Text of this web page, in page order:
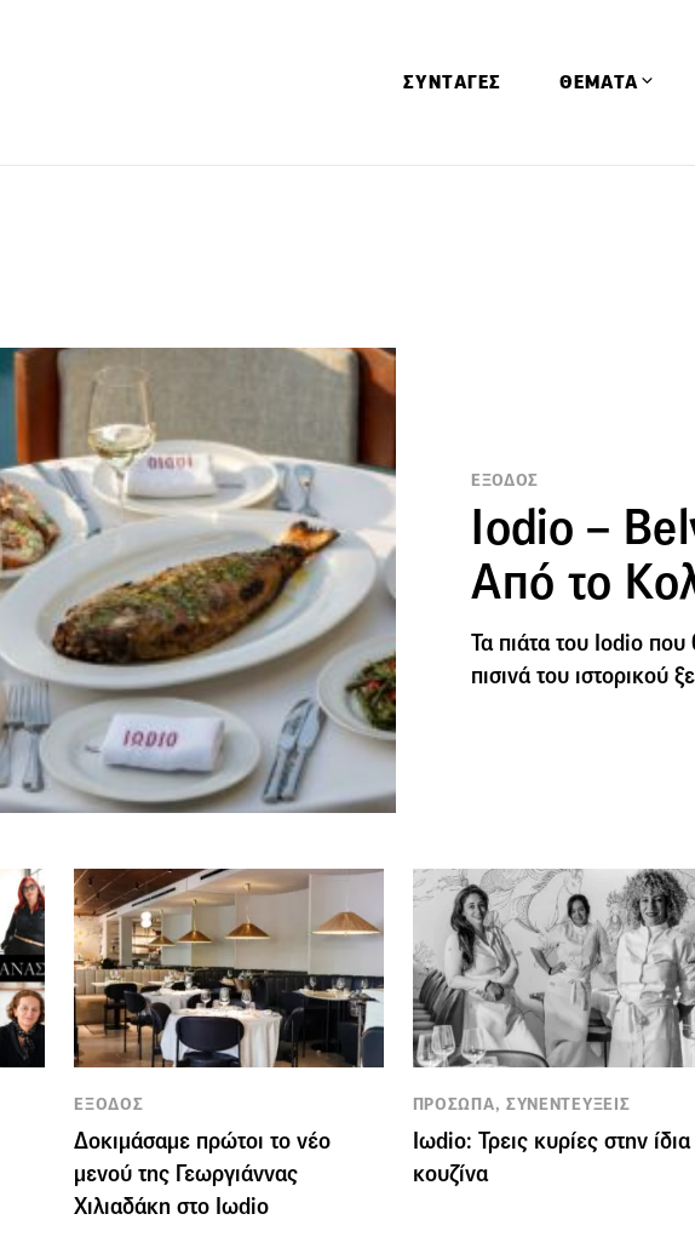
ΣΥΝΤΑΓΕΣ ΘΕΜΑΤΑ
ΕΞΟΔΟΣ
Iodio –
Από το
Τα πιάτα του Iodio που
πισινά του ιστορικού
ΕΞΟΔΟΣ
Δοκιμάσαμε πρώτοι το νέο
μενού της Γεωργιάννας
Χιλιαδάκη στο Iωdio
ΠΡΟΣΩΠΑ, ΣΥΝΕΝΤΕΥΞΕΙΣ
Iωdio: Τρεις κυρίες στην ίδια
κουζίνα